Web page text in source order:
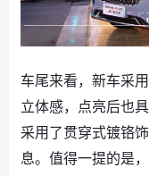
车尾来看，新车采
立体感，点亮后也
采用了贯穿式镀铬
息。值得一提的是